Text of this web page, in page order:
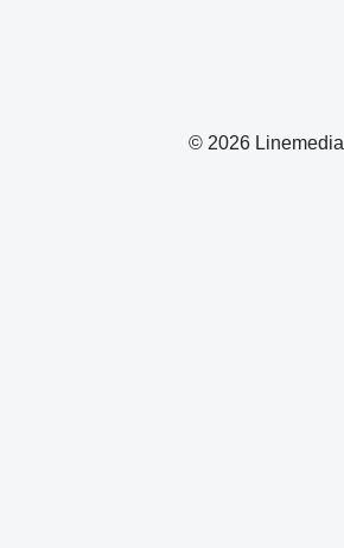
© 2026 Linemedia